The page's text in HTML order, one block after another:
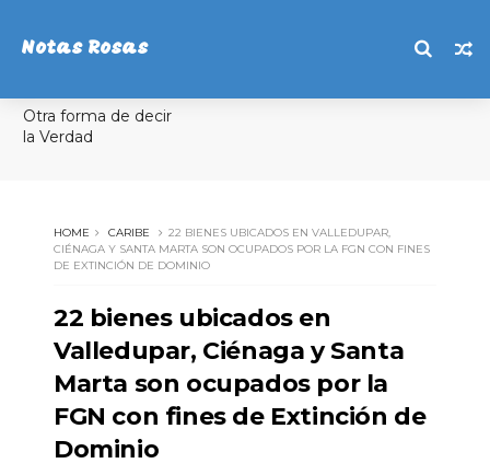
Notas Rosas
Otra forma de decir
la Verdad
HOME CARIBE
22 BIENES UBICADOS EN VALLEDUPAR,
CIÉNAGA Y SANTA MARTA SON OCUPADOS POR LA FGN CON FINES
DE EXTINCIÓN DE DOMINIO
22 bienes ubicados en
Valledupar, Ciénaga y Santa
Marta son ocupados por la
FGN con fines de Extinción de
Dominio